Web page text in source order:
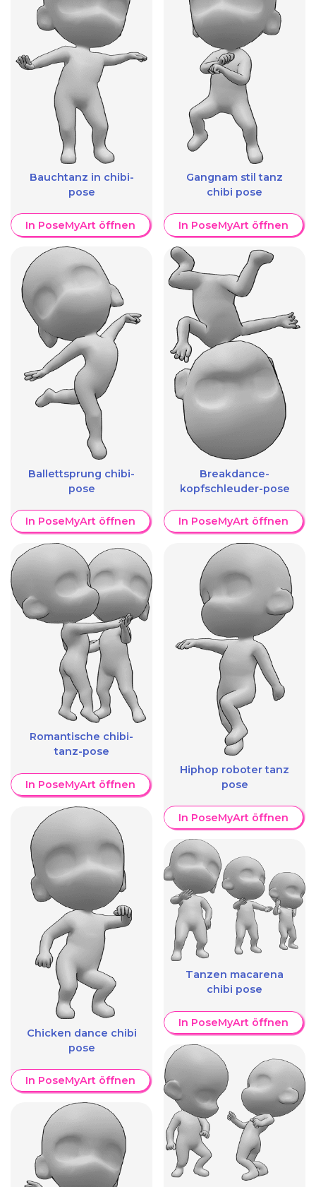
Bauchtanz in chibi-
pose
In PoseMyArt öffnen
Ballettsprung chibi-
pose
In PoseMyArt öffnen
Romantische chibi-
tanz-pose
In PoseMyArt öffnen
Chicken dance chibi
pose
In PoseMyArt öffnen
Gangnam stil tanz
chibi pose
In PoseMyArt öffnen
Breakdance-
kopfschleuder-pose
In PoseMyArt öffnen
Hiphop roboter tanz
pose
In PoseMyArt öffnen
Tanzen macarena
chibi pose
In PoseMyArt öffnen